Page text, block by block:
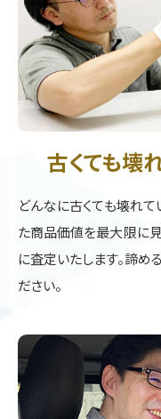
古くても壊
どんなに古くても壊れ
た商品価値を最大限に
に査定いたします。諦め
ださい。